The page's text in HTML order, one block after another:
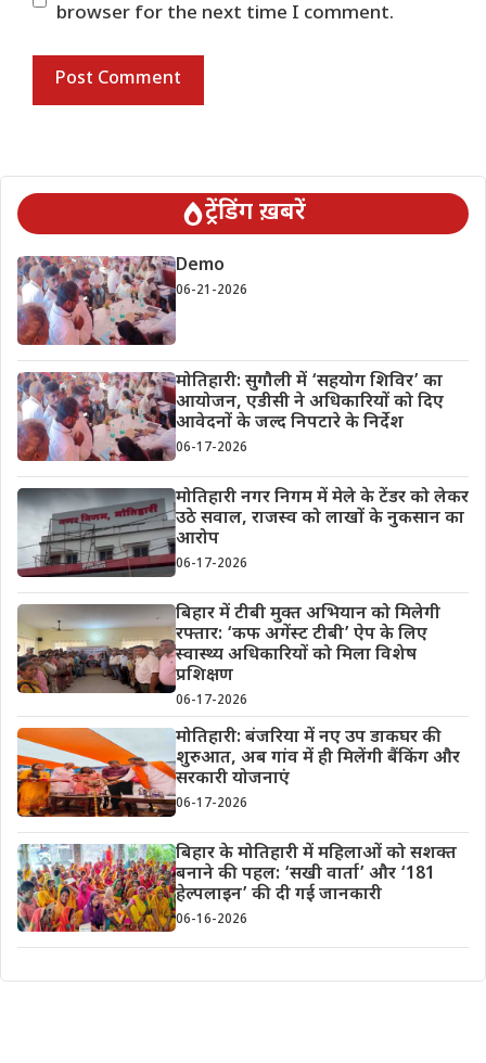
browser for the next time I comment.
ट्रेंडिंग ख़बरें
Demo
06-21-2026
मोतिहारी: सुगौली में ‘सहयोग शिविर’ का
आयोजन, एडीसी ने अधिकारियों को दिए
आवेदनों के जल्द निपटारे के निर्देश
06-17-2026
मोतिहारी नगर निगम में मेले के टेंडर को लेकर
उठे सवाल, राजस्व को लाखों के नुकसान का
आरोप
06-17-2026
बिहार में टीबी मुक्त अभियान को मिलेगी
रफ्तार: ‘कफ अगेंस्ट टीबी’ ऐप के लिए
स्वास्थ्य अधिकारियों को मिला विशेष
प्रशिक्षण
06-17-2026
मोतिहारी: बंजरिया में नए उप डाकघर की
शुरुआत, अब गांव में ही मिलेंगी बैंकिंग और
सरकारी योजनाएं
06-17-2026
बिहार के मोतिहारी में महिलाओं को सशक्त
बनाने की पहल: ‘सखी वार्ता’ और ‘181
हेल्पलाइन’ की दी गई जानकारी
06-16-2026